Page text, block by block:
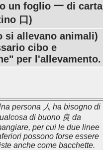
un foglio 一 di carta
口)
si allevano animali)
cibo e
per l'allevamento.
persona 人 ha bisogno di
di buono 良 da
per cui le due linee
possono forse essere
anche come bacchette.